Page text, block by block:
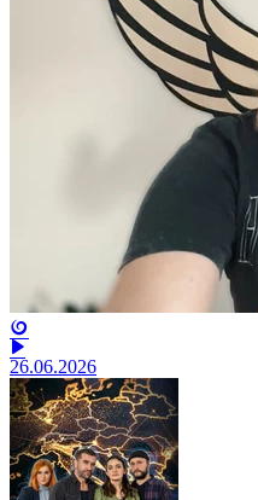
26.06.2026